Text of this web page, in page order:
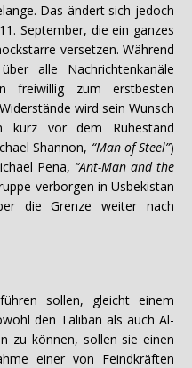
Das ändert sich jedoch
September, die ein ganzes
versetzen. Während
alle Nachrichtenkanäle
freiwillig zum erstbesten
wird sein Wunsch
kurz vor dem Ruhestand
Shannon, “Man of Steel”)
Pena, “Ant-Man and the
verborgen in Usbekistan
die Grenze weiter nach
sollen, gleicht einem
den Taliban als auch Al-
zu können, sollen sie einen
einer von Feindkräften